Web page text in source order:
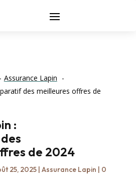
Assurance Lapin
des meilleures offres de
:
de 2024
25, 2025| Assurance Lapin | 0